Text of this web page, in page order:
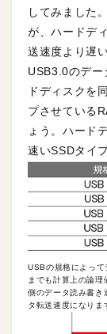
してみました
が、ハードデ
送速度より遅
USB3.0のデー
ドディスクを
プさせている
ょう。ハード
速いSSDタイ
USBの規格によって
までも計算上の論
側のデータ読み書き
タ転送速度になりま